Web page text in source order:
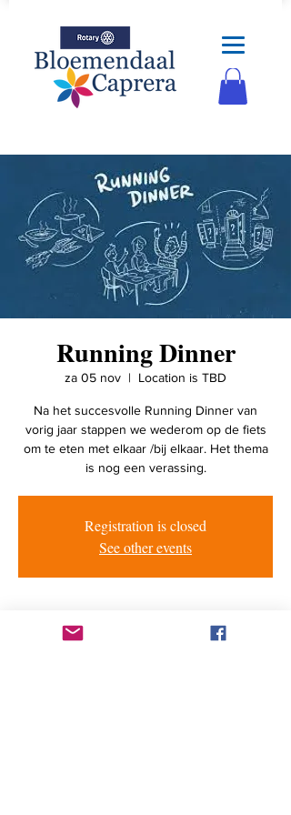
Running Dinner
za 05 nov
  |
Location is TBD
Na het succesvolle Running Dinner van
vorig jaar stappen we wederom op de fiets
om te eten met elkaar /bij elkaar. Het thema
is nog een verassing.
Registration is closed
See other events
Tijd en locatie